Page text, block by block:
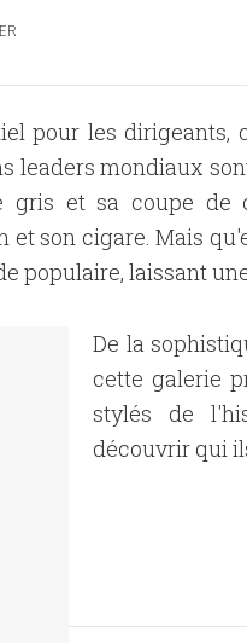
pour les
leaders mondiaux
et sa coupe de
et son cigare. Mais
populaire, laissant
De la
cette galerie
stylés de
découvrir qui